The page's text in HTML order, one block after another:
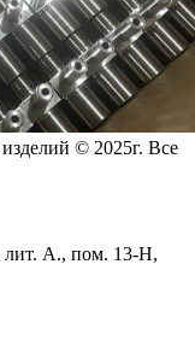
© 2025г. Все
лит. А., пом. 13-Н,